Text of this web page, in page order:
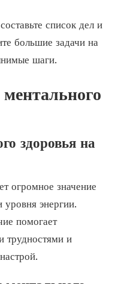
список дел и
большие задачи на
шаги.
здоровья на
огромное значение
уровня энергии.
помогает
трудностями и